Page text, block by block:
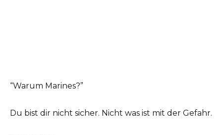
“Warum Marines?”
Du bist dir nicht sicher. Nicht was ist mit der Gefahr.